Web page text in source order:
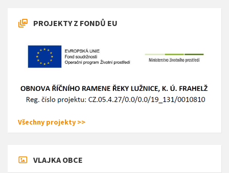
PROJEKTY Z FONDŮ EU
Všechny projekty >>
VLAJKA OBCE